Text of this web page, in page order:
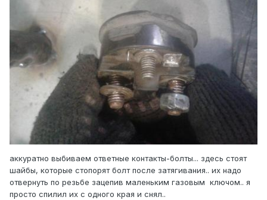
аккуратно выбиваем ответные контакты-болты... здесь стоят
шайбы, которые стопорят болт после затягивания.. их надо
отвернуть по резьбе зацепив маленьким газовым ключом.. я
просто спилил их с одного края и снял..